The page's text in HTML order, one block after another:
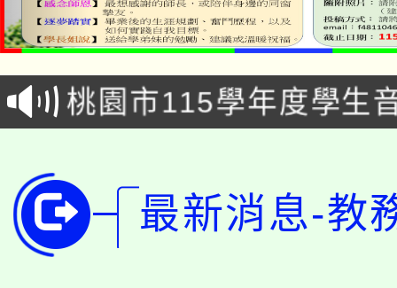
代理(課)教師甄選結果(
「2026金融保險知識
車」活動
桃園市115學年度學生
公告本校115學年度第
代理(課)教師甄選結果(
公告本校115學年度第
代理(課)教師甄選結果(
轉知中國文化大學推廣
最新消息-教